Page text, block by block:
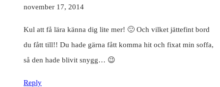
november 17, 2014
Kul att få lära känna dig lite mer! 🙂 Och vilket jättefint bord
du fått till!! Du hade gärna fått komma hit och fixat min soffa,
så den hade blivit snygg… 😉
Reply